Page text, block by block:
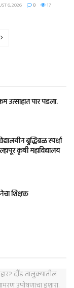
6, 2026 0 17
उत्साहात पार पडला.
बुद्धिबळ स्पर्धा
कृषी महाविद्यालय
शिक्षक